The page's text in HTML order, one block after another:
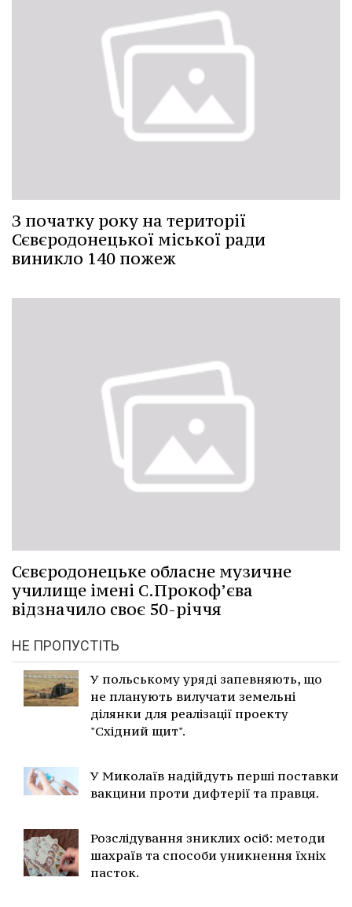
З початку року на території
Сєвєродонецької міської ради
виникло 140 пожеж
Сєвєродонецьке обласне музичне
училище імені С.Прокоф’єва
відзначило своє 50-річчя
НЕ ПРОПУСТІТЬ
У польському уряді запевняють, що
не планують вилучати земельні
ділянки для реалізації проекту
"Східний щит".
У Миколаїв надійдуть перші поставки
вакцини проти дифтерії та правця.
Розслідування зниклих осіб: методи
шахраїв та способи уникнення їхніх
пасток.